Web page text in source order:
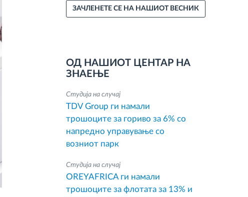
ЗАЧЛЕНЕТЕ СЕ НА НАШИОТ ВЕСНИК
ОД НАШИОТ ЦЕНТАР НА
ЗНАЕЊЕ
Студија на случај
TDV Group ги намали
трошоците за гориво за 6% со
напредно управување со
возниот парк
Студија на случај
OREYAFRICA ги намали
трошоците за флотата за 13% и